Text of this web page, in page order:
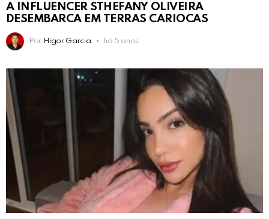
A INFLUENCER STHEFANY OLIVEIRA
DESEMBARCA EM TERRAS CARIOCAS
Por Higor Garcia há 5 anos